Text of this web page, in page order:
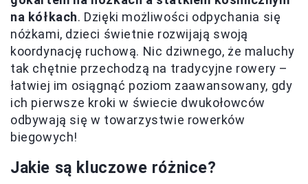
na kółkach. Dzięki możliwości odpychania się
nóżkami, dzieci świetnie rozwijają swoją
koordynację ruchową. Nic dziwnego, że maluchy
tak chętnie przechodzą na tradycyjne rowery –
łatwiej im osiągnąć poziom zaawansowany, gdy
ich pierwsze kroki w świecie dwukołowców
odbywają się w towarzystwie rowerków
biegowych!
Jakie są kluczowe różnice?